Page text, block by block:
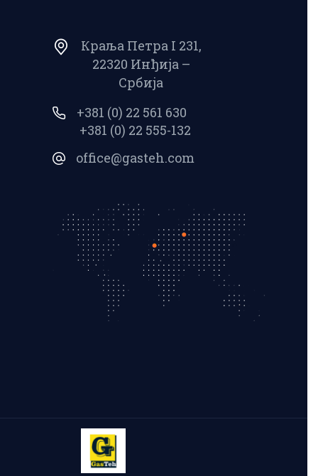
Краља Петра I 231,
22320 Инђија –
Србија
+381 (0) 22 561 630
+381 (0) 22 555-132
office@gasteh.com